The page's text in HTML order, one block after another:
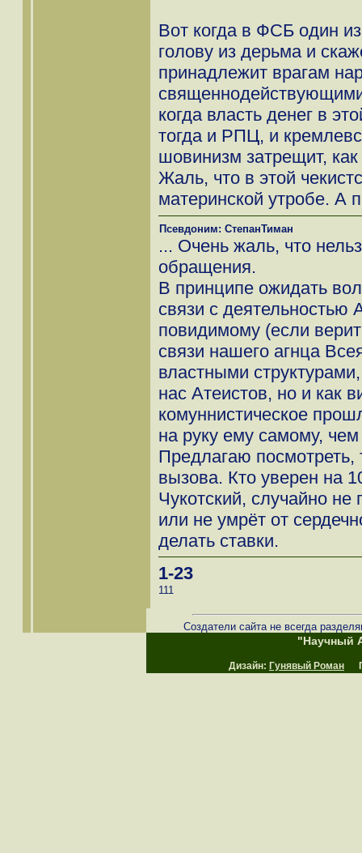
Вот когда в ФСБ один
голову из дерьма и
принадлежит врагам
когда власть денег в
тогда и РПЦ, и
шовинизм затрещит,
Жаль, что в этой
материнской утробе. А
Псевдоним: СтепанТиман
... Очень жаль, что
обращения.
В принципе ожидать
связи с деятельностью
повидимому (если
связи нашего агнца
властными
нас Атеистов, но и как
комуннистическое
на руку ему самому,
Предлагаю посмотреть,
вызова. Кто уверен на
Чукотский, случайно
или не умрёт от
делать ставки.
1-23
111
Создатели сайта не всегда
"Научный
Дизайн: Гунявый Роман